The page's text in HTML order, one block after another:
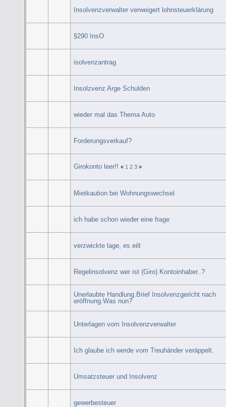
Insolvenzverwalter verweigert lohnsteuerklärung
§290 InsO
isolvenzantrag
Insolzvenz Arge Schulden
wieder mal das Thema Auto
Forderungsverkauf?
Girokonto leer!! « 1 2 3 »
Mietkaution bei Wohnungswechsel
ich habe schon wieder eine frage
verzwickte lage, es eilt
Regelinsolvenz wer ist (Giro) Kontoinhaber..?
Unerlaubte Handlung.Brief Insolvenzgericht nach
eröffnung.Was nun?
Unterlagen vom Insolvenzverwalter
Ich glaube ich werde vom Treuhänder veräppelt.
Umsatzsteuer und Insolvenz
gewerbesteuer